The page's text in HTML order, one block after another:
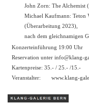
John Zorn: The Alchemist
Michael Kaufmann: Teton
(Überarbeitung 2023),
nach dem gleichnamigen
Konzerteinführung 19:00 Uhr
Reservation unter info@klang-
Kartenpreise: 35.- / 25.- /15.-
Veranstalter:
www.klang-